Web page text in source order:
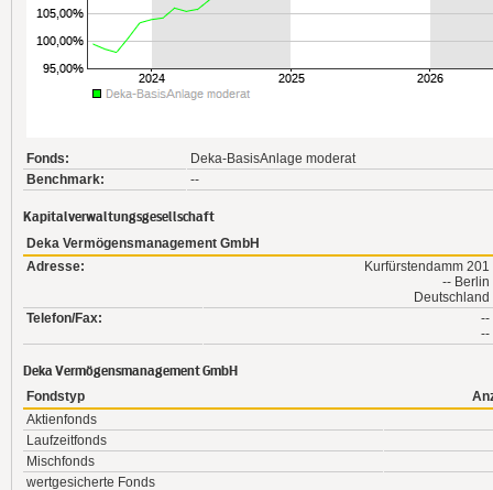
Fonds:
Deka-BasisAnlage moderat
Benchmark:
--
Kapitalverwaltungsgesellschaft
Deka Vermögensmanagement GmbH
Adresse:
Kurfürstendamm 201
-- Berlin
Deutschland
Telefon/Fax:
--
--
Deka Vermögensmanagement GmbH
Fondstyp
Aktienfonds
Laufzeitfonds
Mischfonds
wertgesicherte Fonds